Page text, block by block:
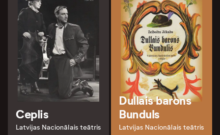
Ceplis
Latvijas Nacionālais teātris
Dullais barons
Bunduls
Latvijas Nacionālais teātris